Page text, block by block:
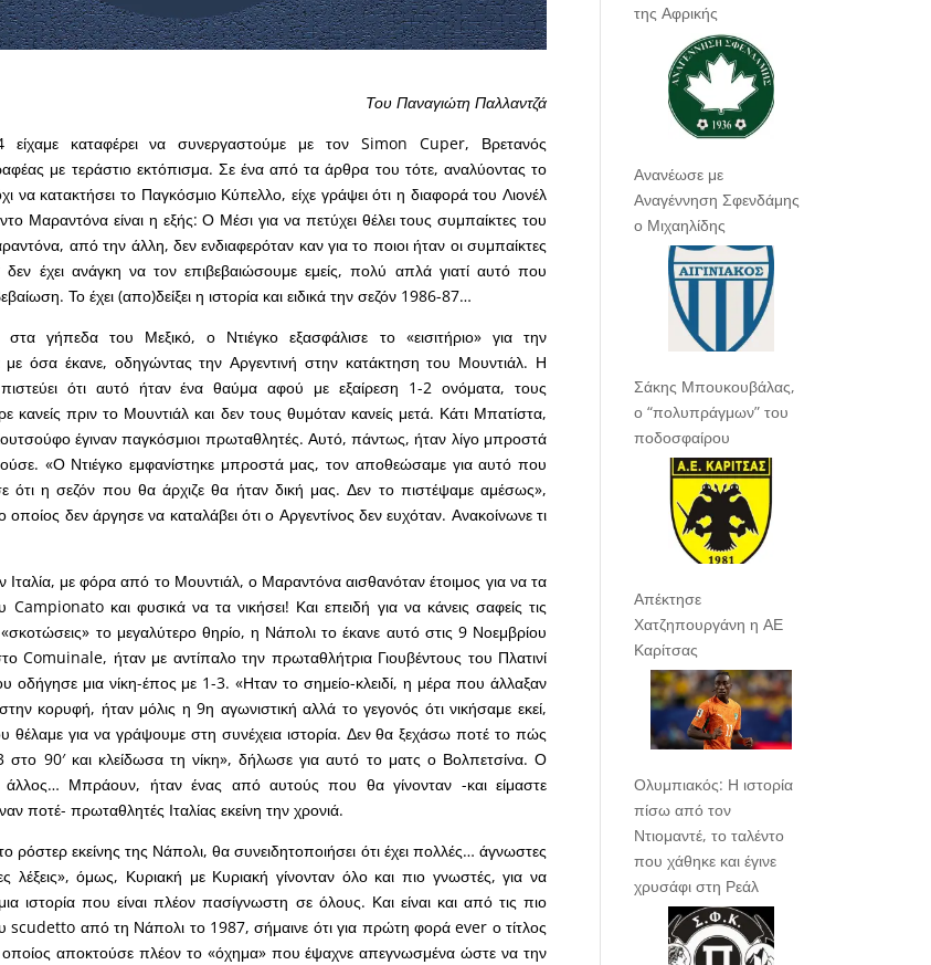
Του Παναγιώτη Παλλαντζά
καταφέρει να συνεργαστούμε με τον Simon Cuper, Βρετανός
με τεράστιο εκτόπισμα. Σε ένα από τα άρθρα του τότε, αναλύοντας το
να κατακτήσει το Παγκόσμιο Κύπελλο, είχε γράψει ότι η διαφορά του Λιονέλ
Μαραντόνα είναι η εξής: Ο Μέσι για να πετύχει θέλει τους συμπαίκτες του
από την άλλη, δεν ενδιαφερόταν καν για το ποιοι ήταν οι συμπαίκτες
έχει ανάγκη να τον επιβεβαιώσουμε εμείς, πολύ απλά γιατί αυτό που
Το έχει (απο)δείξει η ιστορία και ειδικά την σεζόν 1986-87…
γήπεδα του Μεξικό, ο Ντιέγκο εξασφάλισε το «εισιτήριο» για την
με όσα έκανε, οδηγώντας την Αργεντινή στην κατάκτηση του Μουντιάλ. Η
πιστεύει ότι αυτό ήταν ένα θαύμα αφού με εξαίρεση 1-2 ονόματα, τους
κανείς πριν το Μουντιάλ και δεν τους θυμόταν κανείς μετά. Κάτι Μπατίστα,
έγιναν παγκόσμιοι πρωταθλητές. Αυτό, πάντως, ήταν λίγο μπροστά
«Ο Ντιέγκο εμφανίστηκε μπροστά μας, τον αποθεώσαμε για αυτό που
ότι η σεζόν που θα άρχιζε θα ήταν δική μας. Δεν το πιστέψαμε αμέσως»,
δεν άργησε να καταλάβει ότι ο Αργεντίνος δεν ευχόταν. Ανακοίνωνε τι
Ιταλία, με φόρα από το Μουντιάλ, ο Μαραντόνα αισθανόταν έτοιμος για να τα
Campionato και φυσικά να τα νικήσει! Και επειδή για να κάνεις σαφείς τις
το μεγαλύτερο θηρίο, η Νάπολι το έκανε αυτό στις 9 Νοεμβρίου
Comuinale, ήταν με αντίπαλο την πρωταθλήτρια Γιουβέντους του Πλατινί
οδήγησε μια νίκη-έπος με 1-3. «Ηταν το σημείο-κλειδί, η μέρα που άλλαξαν
κορυφή, ήταν μόλις η 9η αγωνιστική αλλά το γεγονός ότι νικήσαμε εκεί,
για να γράψουμε στη συνέχεια ιστορία. Δεν θα ξεχάσω ποτέ το πώς
στο 90′ και κλείδωσα τη νίκη», δήλωσε για αυτό το ματς ο Βολπετσίνα. Ο
άλλος… Μπράουν, ήταν ένας από αυτούς που θα γίνονταν -και είμαστε
ποτέ- πρωταθλητές Ιταλίας εκείνη την χρονιά.
ρόστερ εκείνης της Νάπολι, θα συνειδητοποιήσει ότι έχει πολλές… άγνωστες
λέξεις», όμως, Κυριακή με Κυριακή γίνονταν όλο και πιο γνωστές, για να
ιστορία που είναι πλέον πασίγνωστη σε όλους. Και είναι και από τις πιο
scudetto από τη Νάπολι το 1987, σήμαινε ότι για πρώτη φορά ever ο τίτλος
αποκτούσε πλέον το «όχημα» που έψαχνε απεγνωσμένα ώστε να την
της Αφρικής
Ανανέωσε με
Αναγέννηση Σφενδάμης
ο Μιχαηλίδης
Σάκης Μπουκουβάλας,
ο “πολυπράγμων” του
ποδοσφαίρου
Απέκτησε
Χατζηπουργάνη η ΑΕ
Καρίτσας
Ολυμπιακός: Η ιστορία
πίσω από τον
Ντιομαντέ, το ταλέντο
που χάθηκε και έγινε
χρυσάφι στη Ρεάλ